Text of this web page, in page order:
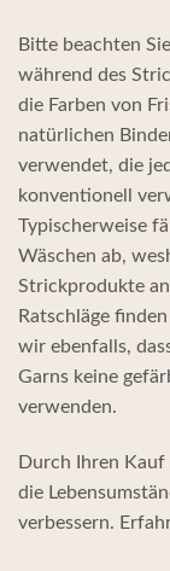
Bitte beachten
während des
die Farben von
natürlichen
verwendet, die
konventionell
Typischerweise
Wäschen ab,
Strickprodukte
Ratschläge
wir ebenfalls,
Garns keine
verwenden.
Durch Ihren Kauf
die
verbessern.